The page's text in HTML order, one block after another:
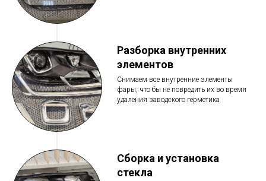
Разборка внутренних
элементов
Снимаем все внутренние элементы
фары, что бы не повредить их во время
удаления заводского герметика
Сборка и установка
стекла